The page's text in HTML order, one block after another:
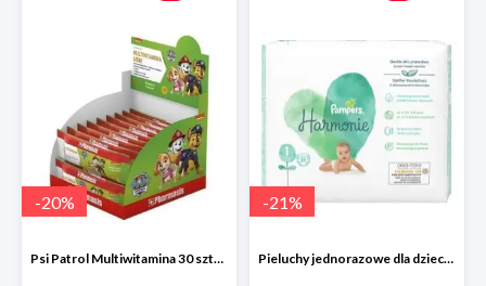
-20%
Psi Patrol Multiwitamina 30 sztuk
-21%
Pieluchy jednorazowe dla dzieci Pampers Harmonie